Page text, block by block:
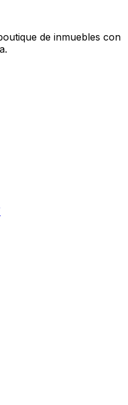
de inmuebles con